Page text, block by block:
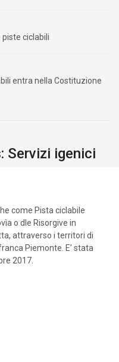
ciclabili
entra nella Costituzione
Servizi igenici
come Pista ciclabile
o dle Risorgive in
attraverso i territori di
Piemonte. E’ stata
2017.